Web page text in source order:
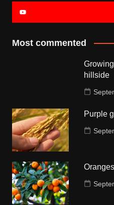
Most commented
hillside
Purple